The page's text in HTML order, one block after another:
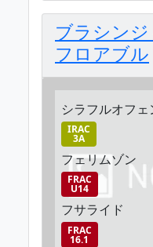
ブラシン
フロアブル
シラフルオフェ
IRAC
3A
フェリムゾン
FRAC
U14
フサライド
FRAC
16.1